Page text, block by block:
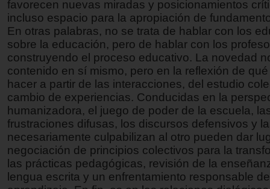
favorecen nuevas miradas y posicionamientos
incluso espacio para la apropiación de
En otras palabras, no se trata de hablar con los
sobre la educación, pero de hablar con los
construyendo el proceso educativo. La novedad
contenido en sí mismo, pero en la reflexión de
hacer a partir de las interacciones, del estudio
cambio de experiencias. Conducidas en la
humanizadora, el juego de poder de la escuela,
frustraciones difusas, los discursos defensivos y
necesariamente culpabilizan al otro pueden dar
negociación de principios colectivos para la
las prácticas pedagógicas, revisión de la
lengua escrita y un enfrentamiento responsable